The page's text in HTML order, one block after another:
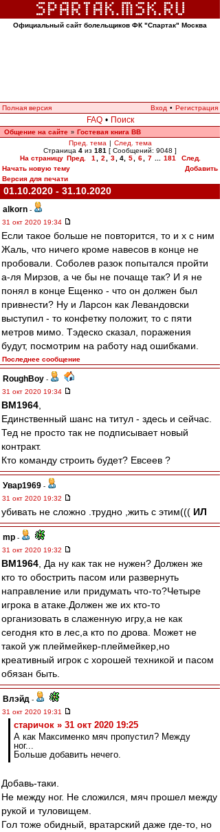
Официальный сайт болельщиков ФК "Спартак" Москва
Полная версия Вход • Регистрация
FAQ • Поиск
Общение на сайте » Гостевая книга ВВ
Пред. тема | След. тема
Страница 4 из 181 [ Сообщений: 9048 ]
На страницу Пред. 1 2 3 4, 5 6 7 181
След.
Начать новую тему
Добавить
Версия для печати
01.10.2020 - 31.10.2020
alkorn -
31 окт 2020 19:34
Если такое больше не повторится, то и х с ним
Жаль, что ничего кроме навесов в конце не
пробовали. Соболев разок попытался пройти
а-ля Мирзов, а че бы не почаще так? И я не
понял в конце Ещенко - что он должен был
привнести? Ну и Ларсон как Левандовски
выступил - то конфетку положит, то с пяти
метров мимо. Тэдеско сказал, поражения
будут, посмотрим на работу над ошибками.
Последнее сообщение
RoughBoy -
31 окт 2020 19:34
BM1964
Единственный шанс на титул - здесь и сейчас.
Тед не просто так не подписывает новый
контракт.
Кто команду строить будет? Евсеев ?
Увар1969 -
31 окт 2020 19:32
убивать не сложно .трудно ,жить с этим((( ИЛ
mp -
31 окт 2020 19:32
BM1964 , Да ну как так не нужен? Должен же
кто то обострить пасом или развернуть
направление или придумать что-то?Четыре
игрока в атаке.Должен же их кто-то
организовать в слаженную игру,а не как
сегодня кто в лес,а кто по дрова. Может не
такой уж плеймейкер-плеймейкер,но
креативный игрок с хорошей техникой и пасом
обязан быть.
Влэйд -
31 окт 2020 19:31
старичок » 31 окт 2020 19:25
А как Максименко мяч пропустил? Между
ног...
Больше добавить нечего.
Добавь-таки.
Не между ног. Не сложился, мяч прошел между
рукой и туловищем.
Гол тоже обидный, вратарский даже где-то, но